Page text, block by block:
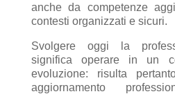
anche da competenze
contesti organizzati e sicuri.
Svolgere oggi la
significa operare in un
evoluzione: risulta
aggiornamento